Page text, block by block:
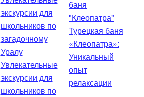
Увлекательные
экскурсии для
школьников по
Турецкая баня
«Клеопатра»:
Уникальный
опыт
релаксации